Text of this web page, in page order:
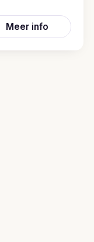
Meer info